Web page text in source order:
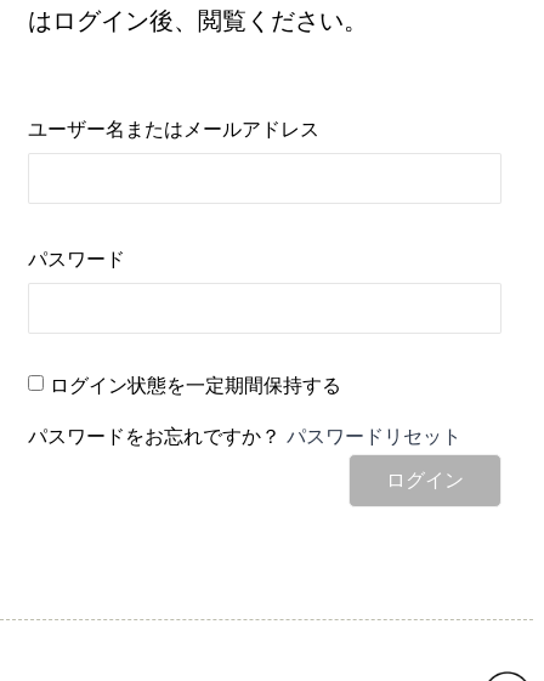
はログイン後、閲覧ください。
ユーザー名またはメールアドレス
パスワード
ログイン状態を一定期間保持する
パスワードをお忘れですか？パスワードリセット
ログイン